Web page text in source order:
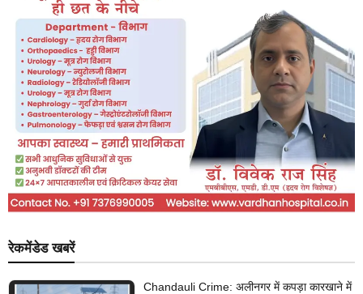
रेकमेंडेड खबरें
Chandauli Crime: अलीनगर में कपड़ा कारखाने में